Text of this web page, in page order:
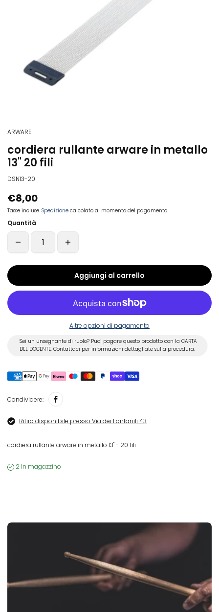
ARWARE
cordiera rullante arware in metallo
13" 20 fili
DSN13-20
€8,00
Tasse incluse. Spedizione calcolato al momento del pagamento.
Quantità
Aggiungi al carrello
Altre opzioni di pagamento
Sei un unsegnante di ruolo? Puoi pagare questo prodotto con la CARTA
DEL DOCENTE. Contattaci per informazioni dettagliate sulla procedura.
Condividere:
Ritiro disponibile presso Via dei Fontanili 43
cordiera rullante arware in metallo 13" - 20 fili
2 In magazzino